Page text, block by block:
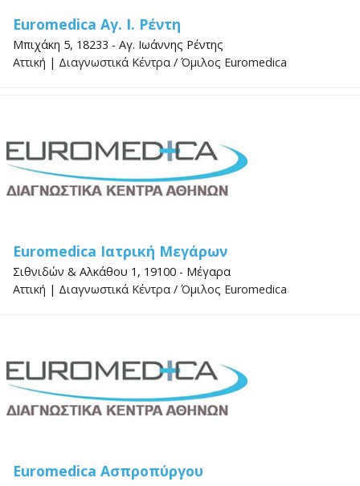
Euromedica Αγ. Ι. Ρέντη
Μπιχάκη 5, 18233 - Αγ. Ιωάννης Ρέντης
Αττική | Διαγνωστικά Κέντρα / Όμιλος Euromedica
Euromedica Ιατρική Μεγάρων
Σιθνιδών & Αλκάθου 1, 19100 - Μέγαρα
Αττική | Διαγνωστικά Κέντρα / Όμιλος Euromedica
Euromedica Ασπροπύργου